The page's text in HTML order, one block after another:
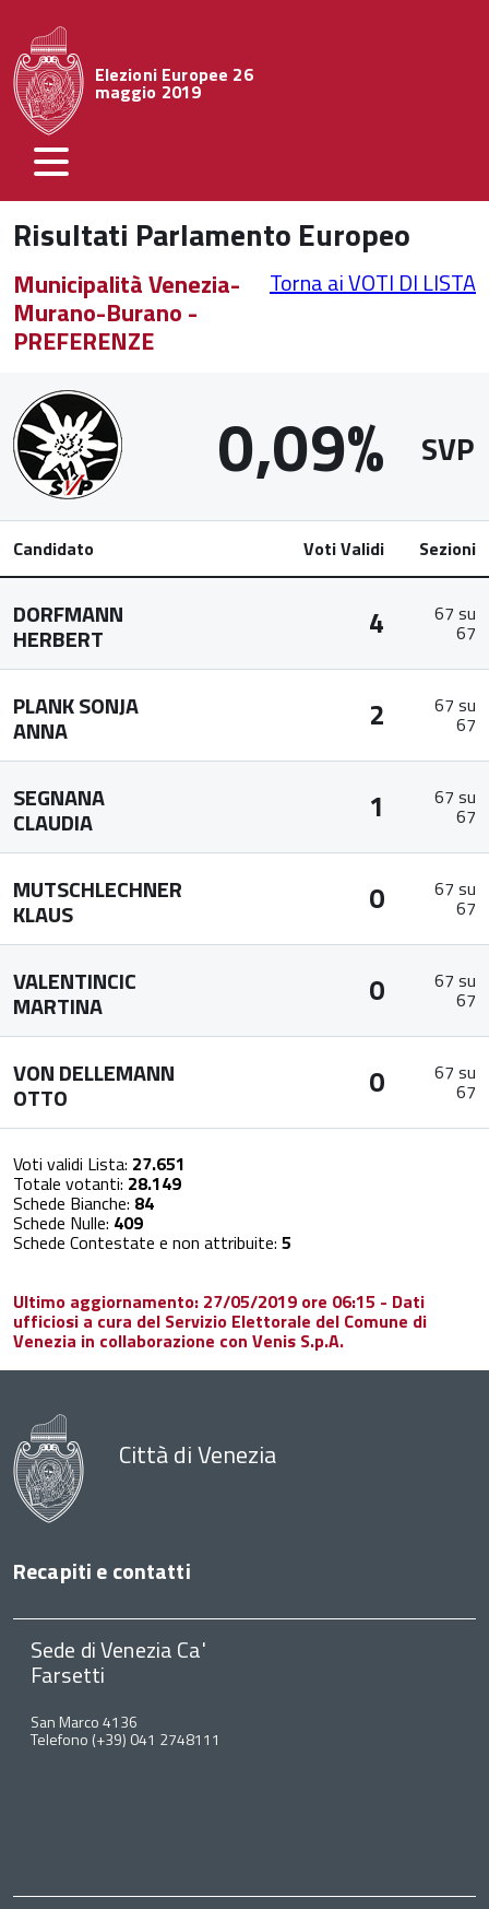
Elezioni Europee 26
maggio 2019
Risultati Parlamento Europeo
Municipalità Venezia-
Murano-Burano -
PREFERENZE
Torna ai VOTI DI LISTA
0,09% SVP
Candidato Voti Validi Sezioni
DORFMANN
HERBERT 4 67 su
67
PLANK SONJA
ANNA 2 67 su
67
SEGNANA
CLAUDIA 1 67 su
67
MUTSCHLECHNER
KLAUS 0 67 su
67
VALENTINCIC
MARTINA 0 67 su
67
VON DELLEMANN
OTTO 0 67 su
67
Voti validi Lista: 27.651
Totale votanti: 28.149
Schede Bianche: 84
Schede Nulle: 409
Schede Contestate e non attribuite: 5
Ultimo aggiornamento: 27/05/2019 ore 06:15 - Dati
ufficiosi a cura del Servizio Elettorale del Comune di
Venezia in collaborazione con Venis S.p.A.
Città di Venezia
Recapiti e contatti
Sede di Venezia Ca'
Farsetti
San Marco 4136
Telefono (+39) 041 2748111